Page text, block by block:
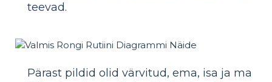
teevad.
Pärast pildid olid värvitud, ema, isa ja ma